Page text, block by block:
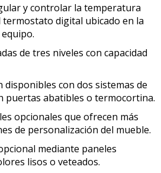
y controlar la temperatura
termostato digital ubicado en la
de tres niveles con capacidad
disponibles con dos sistemas de
puertas abatibles o termocortina.
opcionales que ofrecen más
de personalización del mueble.
mediante paneles
lisos o veteados.